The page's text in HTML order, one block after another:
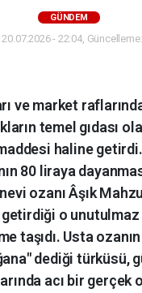
GÜNDEM
- 22:04,
ve market
temel gıdası
haline getirdi.
80 liraya
ozanı Âşık
getirdiği o
taşıdı. Usta
dediği türküsü,
acı bir gerçek